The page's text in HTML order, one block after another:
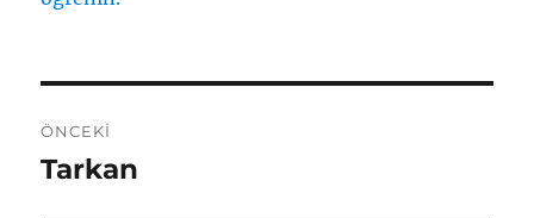
gezinmesi
ÖNCEKI
Önceki
Tarkan